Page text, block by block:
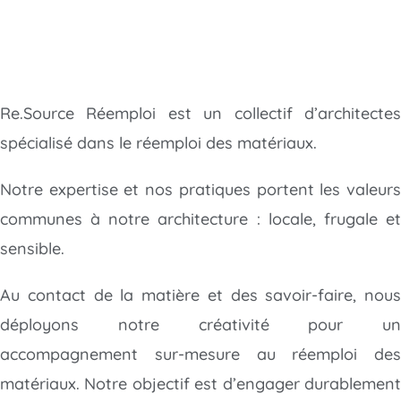
Re.Source Réemploi est un collectif d’architectes
spécialisé dans le réemploi des matériaux.
Notre expertise et nos pratiques portent les valeurs
communes à notre architecture : locale, frugale et
sensible.
Au contact de la matière et des savoir-faire, nous
déployons notre créativité pour un
accompagnement sur-mesure au réemploi des
matériaux. Notre objectif est d’engager durablement